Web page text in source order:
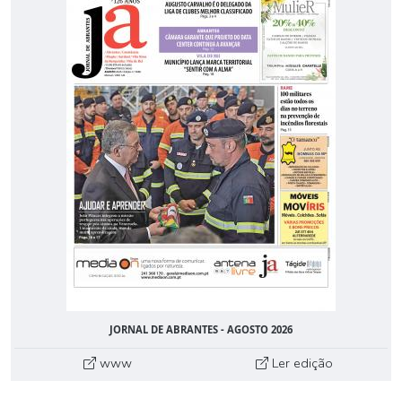
JORNAL DE ABRANTES - AGOSTO 2026
www Ler edição